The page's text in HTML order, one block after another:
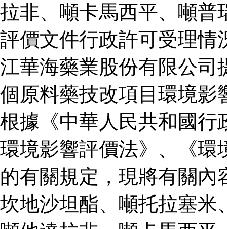
拉非、噸卡馬西平、噸普
評價文件行政許可受理情
江華海藥業股份有限公司
個原料藥技改項目環境影
根據《中華人民共和國行
環境影響評價法》、《環
的有關規定，現將有關
坎地沙坦酯、噸托拉塞米